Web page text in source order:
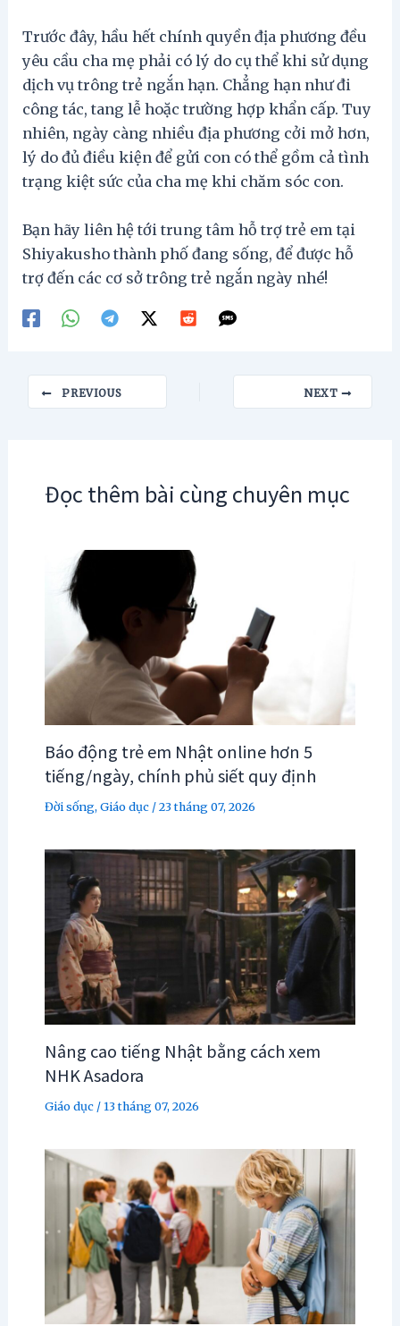
Trước đây, hầu hết chính quyền địa phương đều
yêu cầu cha mẹ phải có lý do cụ thể khi sử dụng
dịch vụ trông trẻ ngắn hạn. Chẳng hạn như đi
công tác, tang lễ hoặc trường hợp khẩn cấp. Tuy
nhiên, ngày càng nhiều địa phương cởi mở hơn,
lý do đủ điều kiện để gửi con có thể gồm cả tình
trạng kiệt sức của cha mẹ khi chăm sóc con.
Bạn hãy liên hệ tới trung tâm hỗ trợ trẻ em tại
Shiyakusho thành phố đang sống, để được hỗ
trợ đến các cơ sở trông trẻ ngắn ngày nhé!
navigation
PREVIOUS NEXT
Đọc thêm bài cùng chuyên mục
Báo động trẻ em Nhật online hơn 5
tiếng/ngày, chính phủ siết quy định
Đời sống, Giáo dục/23 tháng 07, 2026
Nâng cao tiếng Nhật bằng cách xem
NHK Asadora
Giáo dục/13 tháng 07, 2026